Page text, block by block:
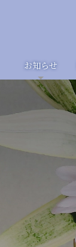
お知らせ